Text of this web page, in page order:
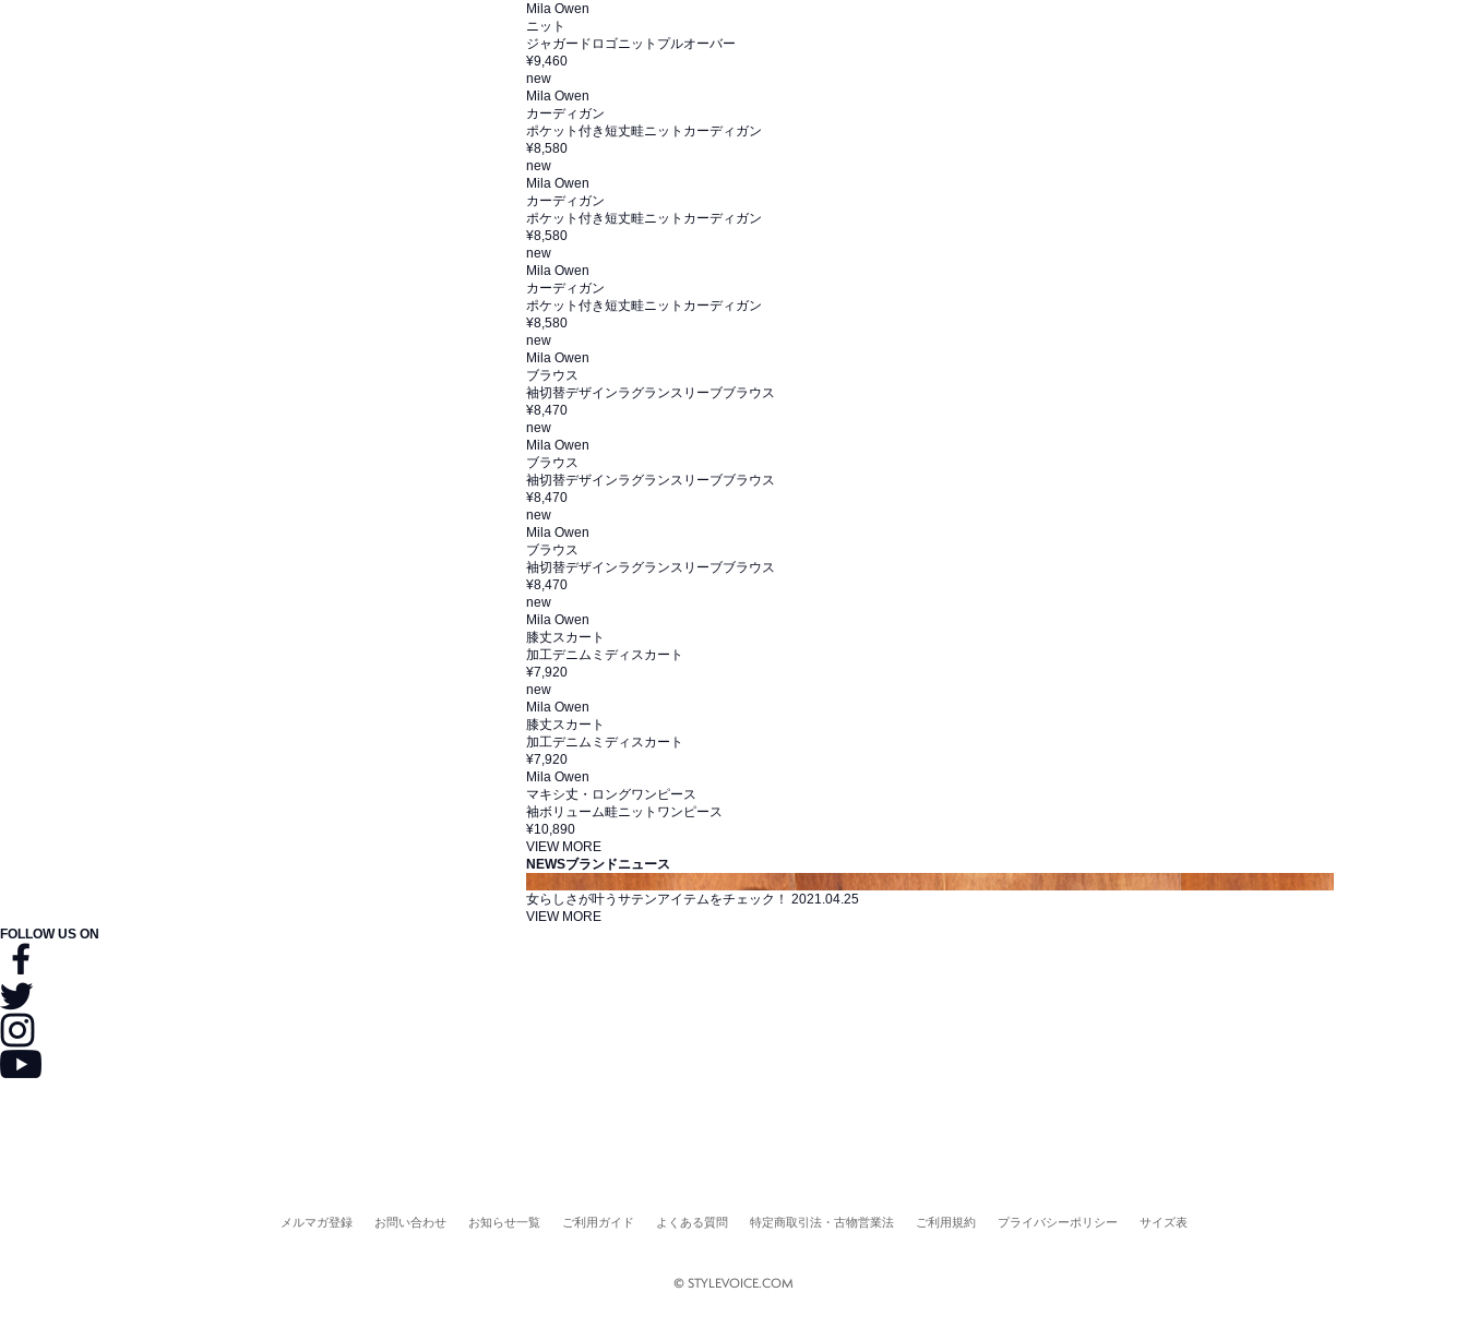
Mila Owen
ニット
ジャガードロゴニットプルオーバー
¥9,460
new
Mila Owen
カーディガン
ポケット付き短丈畦ニットカーディガン
¥8,580
new
Mila Owen
カーディガン
ポケット付き短丈畦ニットカーディガン
¥8,580
new
Mila Owen
カーディガン
ポケット付き短丈畦ニットカーディガン
¥8,580
new
Mila Owen
ブラウス
袖切替デザインラグランスリーブブラウス
¥8,470
new
Mila Owen
ブラウス
袖切替デザインラグランスリーブブラウス
¥8,470
new
Mila Owen
ブラウス
袖切替デザインラグランスリーブブラウス
¥8,470
new
Mila Owen
膝丈スカート
加工デニムミディスカート
¥7,920
new
Mila Owen
膝丈スカート
加工デニムミディスカート
¥7,920
Mila Owen
マキシ丈・ロングワンピース
袖ボリューム畦ニットワンピース
¥10,890
VIEW MORE
NEWSブランドニュース
女らしさが叶うサテンアイテムをチェック！ 2021.04.25
VIEW MORE
FOLLOW US ON
メルマガ登録 お問い合わせ お知らせ一覧 ご利用ガイド よくある質問 特定商取引法・古物営業法 ご利用規約 プライバシーポリシー サイズ表
© STYLEVOICE.COM